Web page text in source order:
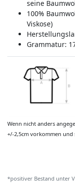
seine
100%
Viskose)
Grammatur:
Wenn nicht anders
+/-2,5cm vorkommen und
*positiver Bestand unter